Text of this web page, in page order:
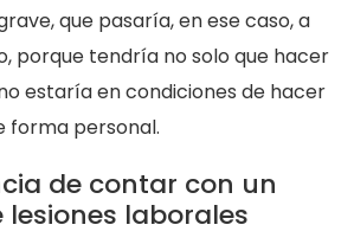
que pasaría, en ese caso, a
porque tendría no solo que hacer
estaría en condiciones de hacer
forma personal.
de contar con un
laborales